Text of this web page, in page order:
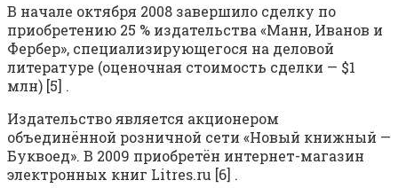
В начале октября 2008 завершило сделку по
приобретению 25 % издательства «Манн, Иванов и
Фербер», специализирующегося на деловой
литературе (оценочная стоимость сделки — $1
млн) [5] .
Издательство является акционером
объединённой розничной сети «Новый книжный —
Буквоед». В 2009 приобретён интернет-магазин
электронных книг Litres.ru [6] .